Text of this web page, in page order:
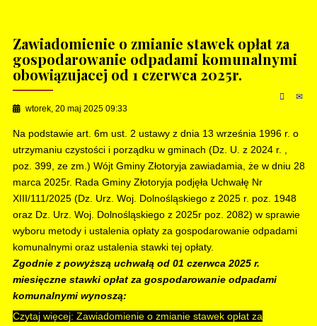
Zawiadomienie o zmianie stawek opłat za
gospodarowanie odpadami komunalnymi
obowiązujacej od 1 czerwca 2025r.
wtorek, 20 maj 2025 09:33
Na podstawie art. 6m ust. 2 ustawy z dnia 13 września 1996 r. o
utrzymaniu czystości i porządku w gminach (Dz. U. z 2024 r. ,
poz. 399, ze zm.) Wójt Gminy Złotoryja zawiadamia, że w dniu 28
marca 2025r. Rada Gminy Złotoryja podjęła Uchwałę Nr
XIII/111/2025 (Dz. Urz. Woj. Dolnośląskiego z 2025 r. poz. 1948
oraz Dz. Urz. Woj. Dolnośląskiego z 2025r poz. 2082) w sprawie
wyboru metody i ustalenia opłaty za gospodarowanie odpadami
komunalnymi oraz ustalenia stawki tej opłaty.
Zgodnie z powyższą uchwałą od 01 czerwca 2025 r.
miesięczne stawki opłat za gospodarowanie odpadami
komunalnymi wynoszą:
Czytaj więcej: Zawiadomienie o zmianie stawek opłat za